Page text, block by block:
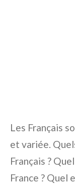
Les Français
et variée.
Français ?
France ? Quel